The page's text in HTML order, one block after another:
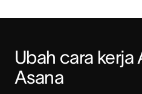
Ubah cara
Asana